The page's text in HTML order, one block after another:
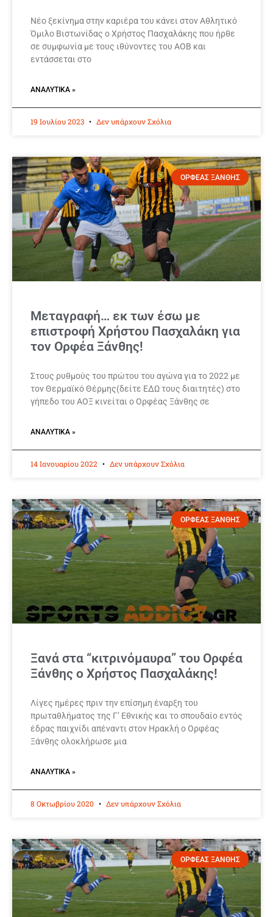
Νέο ξεκίνημα στην καριέρα του κάνει στον Αθλητικό
Όμιλο Βιστωνίδας ο Χρήστος Πασχαλάκης που ήρθε
σε συμφωνία με τους ιθύνοντες του ΑΟΒ και
εντάσσεται στο
ΑΝΑΛΥΤΙΚΆ »
19 Ιουλίου 2023 Δεν υπάρχουν Σχόλια
ΟΡΦΕΑΣ ΞΑΝΘΗΣ
Μεταγραφή… εκ των έσω με
επιστροφή Χρήστου Πασχαλάκη για
τον Ορφέα Ξάνθης!
Στους ρυθμούς του πρώτου του αγώνα για το 2022 με
τον Θερμαϊκό Θέρμης(δείτε ΕΔΩ τους διαιτητές) στο
γήπεδο του ΑΟΞ κινείται ο Ορφέας Ξάνθης σε
ΑΝΑΛΥΤΙΚΆ »
14 Ιανουαρίου 2022 Δεν υπάρχουν Σχόλια
ΟΡΦΕΑΣ ΞΑΝΘΗΣ
Ξανά στα “κιτρινόμαυρα” του Ορφέα
Ξάνθης ο Χρήστος Πασχαλάκης!
Λίγες ημέρες πριν την επίσημη έναρξη του
πρωταθλήματος της Γ’ Εθνικής και το σπουδαίο εντός
έδρας παιχνίδι απέναντι στον Ηρακλή ο Ορφέας
Ξάνθης ολοκλήρωσε μια
ΑΝΑΛΥΤΙΚΆ »
8 Οκτωβρίου 2020 Δεν υπάρχουν Σχόλια
ΟΡΦΕΑΣ ΞΑΝΘΗΣ